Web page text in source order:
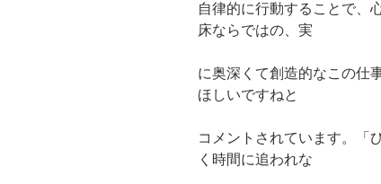
自律的に行動することで、
床ならではの、実
に奥深くて創造的なこの仕
ほしいですねと
コメントされています。「
く時間に追われな